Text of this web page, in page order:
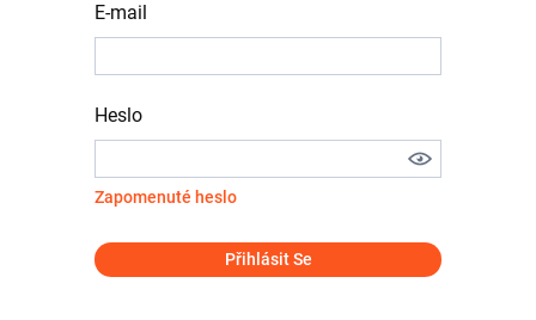
E-mail
Heslo
Zapomenuté heslo
Přihlásit Se